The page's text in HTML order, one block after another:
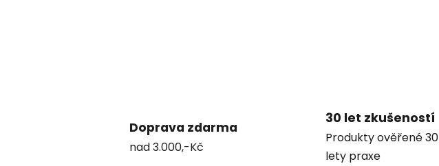
Doprava zdarma
nad 3.000,-Kč
30 let zkušeností
Produkty ověřené 30
lety praxe